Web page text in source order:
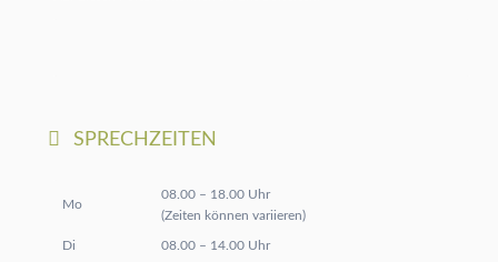
SPRECHZEITEN
Mo
08.00 – 18.00 Uhr
(Zeiten können variieren)
Di 08.00 – 14.00 Uhr